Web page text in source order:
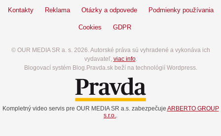
Kontakty Reklama Otázky a odpovede Podmienky používania
Cookies GDPR
© OUR MEDIA SR a. s. 2026. Autorské práva sú vyhradené a vykonáva ich
vydavateľ, viac info.
Blogovací systém Blog.Pravda.sk beží na technológií Wordpress.
Kompletný video servis pre OUR MEDIA SR a.s. zabezpečuje ARBERTO GROUP
s.r.o..